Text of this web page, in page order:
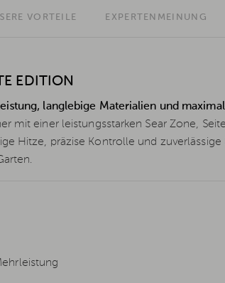
VORTEILE EXPERTENMEINUNG
EDITION
langlebige Materialien und
mit einer leistungsstarken Sear Zone,
Hitze, präzise Kontrolle und zuverlässige